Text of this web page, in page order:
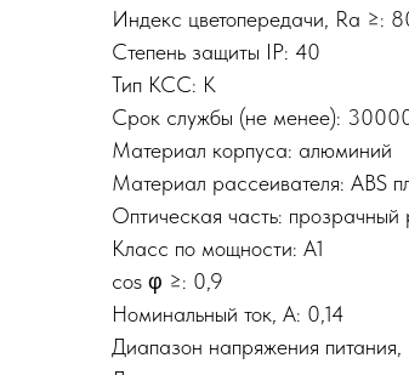
Индекс цветопередачи, Ra ≥:
Степень защиты IP: 40
Тип КСС: К
Срок службы (не менее):
Материал корпуса: алюминий
Материал рассеивателя: ABS
Оптическая часть: прозрачный
Класс по мощности: A1
cos φ ≥: 0,9
Номинальный ток, A: 0,14
Диапазон напряжения